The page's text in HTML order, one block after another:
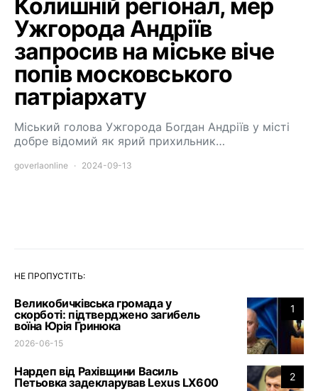
Колишній регіонал, мер
Ужгорода Андріїв
запросив на міське віче
попів московського
патріархату
Міський голова Ужгорода Богдан Андріїв у місті
добре відомий як ярий прихильник…
goverlaonline 2024-09-13
НЕ ПРОПУСТІТЬ:
1
Великобичківська громада у
скорботі: підтверджено загибель
воїна Юрія Гринюка
2026-06-15
2
Нардеп від Рахівщини Василь
Петьовка задекларував Lexus LX600